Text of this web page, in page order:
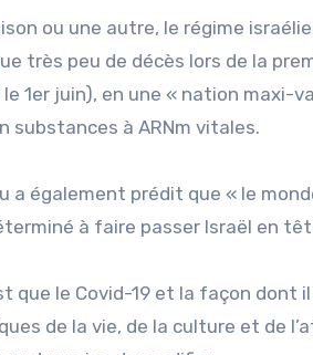
ou une autre, le régime
très peu de décès lors de la
1er juin), en une « nation maxi-
substances à ARNm vitales.
a également prédit que « le
à faire passer Israël en
que le Covid-19 et la façon
de la vie, de la culture et de